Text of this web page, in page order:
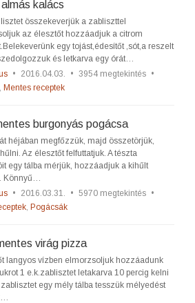
kalács
összekeverjük a zabliszttel
az élesztőt hozzáadjuk a citrom
egy tojást,édesítőt ,sót,a reszelt
és letkarva egy órát…
• 2016.04.03. • 3954 megtekintés •
, Mentes receptek
burgonyás pogácsa
héjában megfőzzük, majd összetörjük,
Az élesztőt felfuttatjuk. A tészta
egy tálba mérjük, hozzáadjuk a kihűlt
Könnyű…
• 2016.03.31. • 5970 megtekintés •
, Pogácsák
virág pizza
langyos vízben elmorzsoljuk hozzáadunk
1 e.k.zablisztet letakarva 10 percig kelni
zablisztet egy mély tálba tesszük mélyedést